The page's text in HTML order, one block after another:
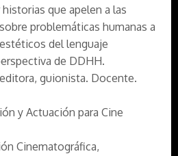
que apelen a las
problemáticas humanas a
del lenguaje
de DDHH.
guionista. Docente.
y Actuación para Cine
Cinematográfica,